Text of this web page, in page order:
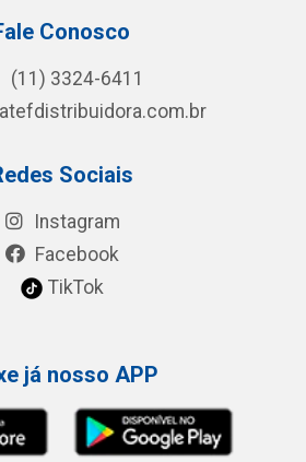
Conosco
(11) 3324-6411
Sociais
Instagram
Facebook
TikTok
já nosso APP